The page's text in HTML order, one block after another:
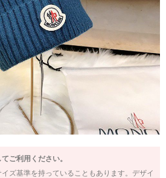
ご利用ください。
ズ基準を持っていることもあります。デザイ